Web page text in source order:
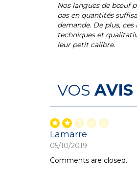
Nos langues de bœuf
pas en quantités
demande. De plus,
techniques et
leur petit calibre.
VOS AVIS
Lamarre
05/10/2019
Comments are closed.